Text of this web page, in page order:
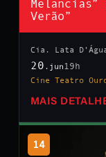
Melancias”
Verão”
Cia. Lata
20 .jun 19h
Cine Teatro
MAIS
14